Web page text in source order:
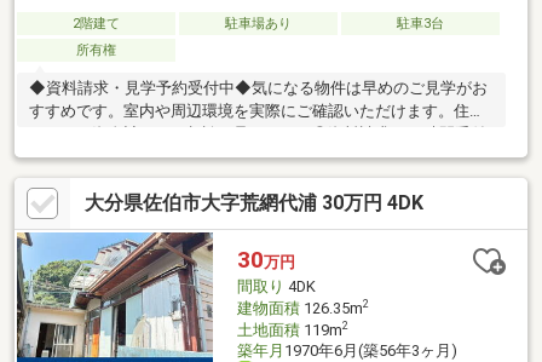
2階建て 駐車場あり
駐車3台
所有権
◆資料請求・見学予約受付中◆気になる物件は早めのご見学がお
すすめです。室内や周辺環境を実際にご確認いただけます。住宅
ローンや資金計画のご相談も承ります。◎資料請求は24時間受付
中！お気軽にお問い合わせください。◎内覧希望の方は、【見学
予約する】ボタンから日程を指定して仮予約！土日祝日のご案内
はもちろんOK！（9：00～18：00）◎他の気になる物件もまとめ
てご案内できます！お急ぎの方は、【0120-3377-14】までご連絡
ください♪理想のマイホーム探しをチームリノハウスが親切・丁寧
にサポートします。
大分県佐伯市大字荒網代浦 30万円 4DK
30万円
間取り 4DK
建物面積126.35m2
土地面積119m2
築年月 1970年6月(築56年3ヶ月)